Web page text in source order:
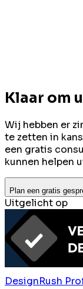
Klaar om
Wij hebben er
te zetten in
een gratis
kunnen helpen
Plan een gratis
Uitgelicht op
DesignRush